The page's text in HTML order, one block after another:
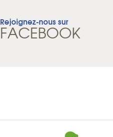
Rejoignez-nous sur
FACEBOOK